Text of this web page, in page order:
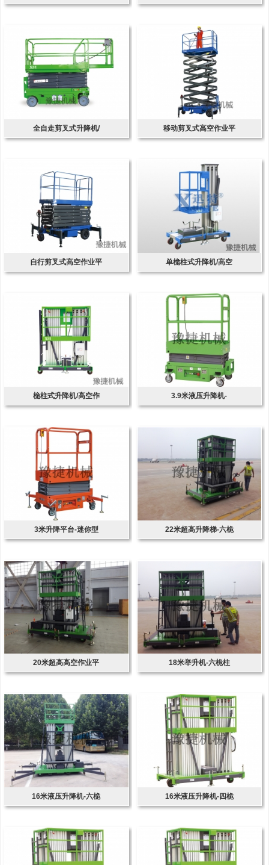
全自走剪叉式升降机/ 移动剪叉式高空作业平
自行剪叉式高空作业平 单桅柱式升降机/高空
桅柱式升降机/高空作 3.9米液压升降机-
3米升降平台-迷你型 22米超高升降梯-六桅
20米超高高空作业平 18米举升机-六桅柱
16米液压升降机-六桅 16米液压升降机-四桅